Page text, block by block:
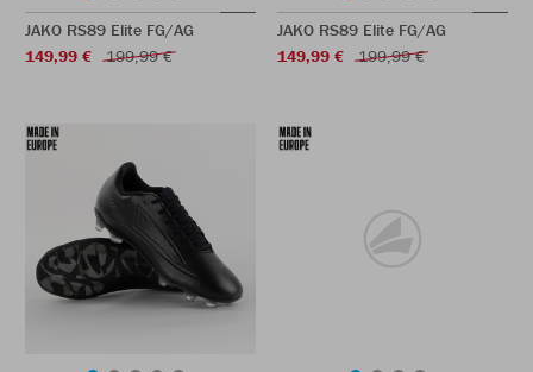
JAKO RS89 Elite FG/AG
149,99 €
199,99 €
JAKO RS89 Elite FG/AG
149,99 €
199,99 €